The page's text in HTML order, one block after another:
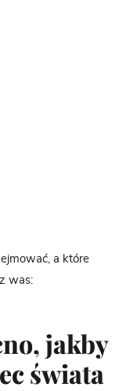
a które
was:
jakby
świata